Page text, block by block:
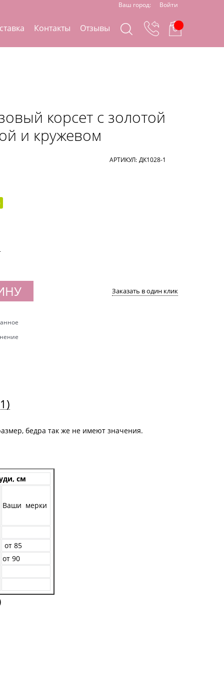
Ваш город: Войти
Контакты Отзывы
корсет с золотой
и кружевом
АРТИКУЛ: ДК1028-1
Заказать в один клик
бедра так же не имеют значения.
см
Ваши мерки
от 85
от 90